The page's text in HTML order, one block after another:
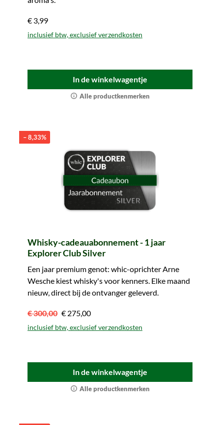
€ 3,99
inclusief btw, exclusief verzendkosten
In de winkelwagentje
Alle productkenmerken
– 8,33%
Whisky-cadeauabonnement - 1 jaar
Explorer Club Silver
Een jaar premium genot: whic-oprichter Arne
Wesche kiest whisky's voor kenners. Elke maand
nieuw, direct bij de ontvanger geleverd.
€ 300,00 € 275,00
inclusief btw, exclusief verzendkosten
In de winkelwagentje
Alle productkenmerken